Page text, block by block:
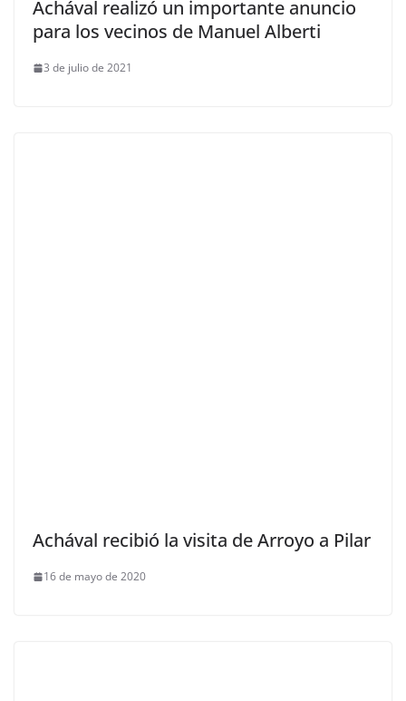
Achával realizó un importante anuncio
para los vecinos de Manuel Alberti
3 de julio de 2021
Achával recibió la visita de Arroyo a Pilar
16 de mayo de 2020